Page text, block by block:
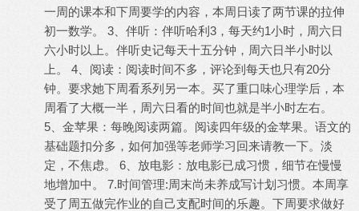
一周的课本和下周要学的内容，本周日读了两节课的拉伸
初一数学。 3、伴听：伴听哈利3，每天约1小时，周六日
六小时以上。伴听史记每天十五分钟，周六日半小时以
上。 4、阅读：阅读时间不多，评论到每天也只有20分
钟。要求她下周看系列另一本。买了重口味心理学后，本
周看了大概一半，周六日看的时间也就是半小时左右。
5、金苹果：每晚阅读两篇。阅读四年级的金苹果。语文的
基础题扣分多，如何加强等老师学习回来请教一下。淡
定，不焦虑。 6、放电影：放电影已成习惯，细节在慢慢
地增加中。 7.时间管理:周末尚未养成写计划习惯。本周享
受了周五做完作业的自己支配时间的乐趣。下周要求做好